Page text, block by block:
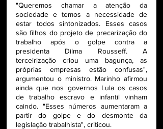
"Queremos chamar a atenção da
sociedade e temos a necessidade de
estar todos sintonizados. Esses casos
são filhos do projeto de precarização do
trabalho após o golpe contra a
presidenta Dilma Rousseff. A
terceirização criou uma bagunça, as
próprias empresas estão confusas",
argumentou o ministro. Marinho afirmou
ainda que nos governos Lula os casos
de trabalho escravo e infantil vinham
caindo. "Esses números aumentaram a
partir do golpe e do desmonte da
legislação trabalhista", criticou.